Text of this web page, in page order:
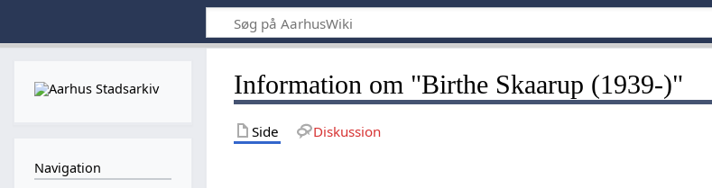
Information om "Birthe Skaarup (1939-)"
Side Diskussion
Navigation